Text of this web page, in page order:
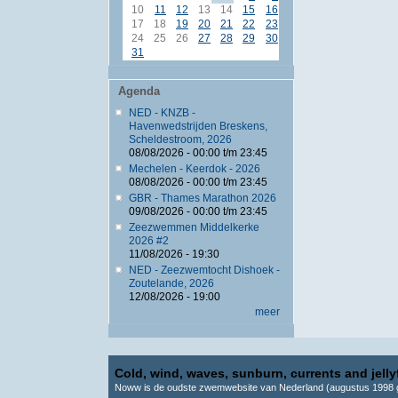
10
11 12 13 14 15
16
17
18 19 20 21 22
23
24
25 26 27 28 29
30
31
Agenda
NED - KNZB -
Havenwedstrijden Breskens,
Scheldestroom, 2026
08/08/2026 - 00:00t/m 23:45
Mechelen - Keerdok - 2026
08/08/2026 - 00:00t/m 23:45
GBR - Thames Marathon 2026
09/08/2026 - 00:00t/m 23:45
Zeezwemmen Middelkerke
2026 #2
11/08/2026 - 19:30
NED - Zeezwemtocht Dishoek -
Zoutelande, 2026
12/08/2026 - 19:00
meer
Cold, wind, waves, sunburn, currents and
Noww is de oudste zwemwebsite van Nederland (augustus 1998